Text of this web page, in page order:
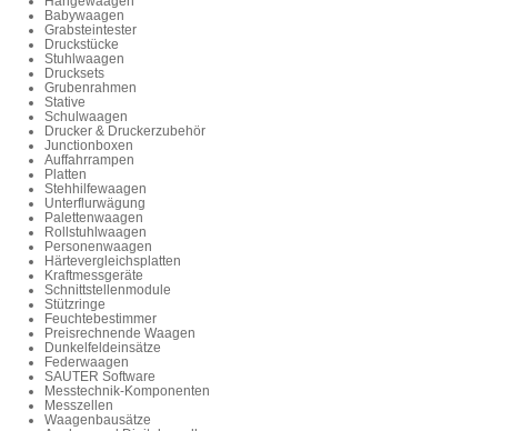
Babywaagen
Grabsteintester
Druckstücke
Stuhlwaagen
Drucksets
Grubenrahmen
Stative
Schulwaagen
Drucker & Druckerzubehör
Junctionboxen
Auffahrrampen
Platten
Stehhilfewaagen
Unterflurwägung
Palettenwaagen
Rollstuhlwaagen
Personenwaagen
Härtevergleichsplatten
Kraftmessgeräte
Schnittstellenmodule
Stützringe
Feuchtebestimmer
Preisrechnende Waagen
Dunkelfeldeinsätze
Federwaagen
SAUTER Software
Messtechnik-Komponenten
Messzellen
Waagenbausätze